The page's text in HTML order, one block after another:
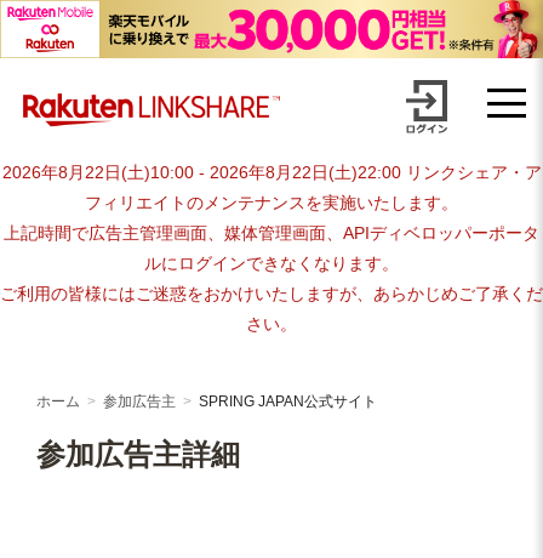
advertiser-html
2026年8月22日(土)10:00 - 2026年8月22日(土)22:00 リンクシェア・ア
フィリエイトのメンテナンスを実施いたします。
上記時間で広告主管理画面、媒体管理画面、APIディベロッパーポータ
ルにログインできなくなります。
ご利用の皆様にはご迷惑をおかけいたしますが、あらかじめご了承くだ
さい。
ホーム 参加広告主 SPRING JAPAN公式サイト
参加広告主詳細